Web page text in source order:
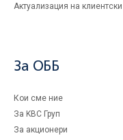
Актуализация на
За ОББ
Кои сме ние
За KBC Груп
За акционери